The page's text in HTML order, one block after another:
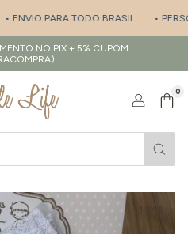
ENVIO PARA TODO BRASIL •
NO PIX + 5% CUPOM
0
1 13